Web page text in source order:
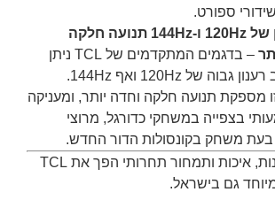
ספורט.
קצב רענון של 120Hz ו-144Hz תנועה חלקה
– בדגמים המתקדמים של TCL ניתן
למצוא קצב רענון גבוה של 120Hz ואף 144Hz.
זו מספקת תנועה חלקה וחדה יותר, ומעניקה
בצפייה במשחקי כדורגל, מרוצי
בעת משחק בקונסולות הדור החדש.
השילוב בין חדשנות, איכות ותמחור תחרותי הפך את TCL
גם בישראל.